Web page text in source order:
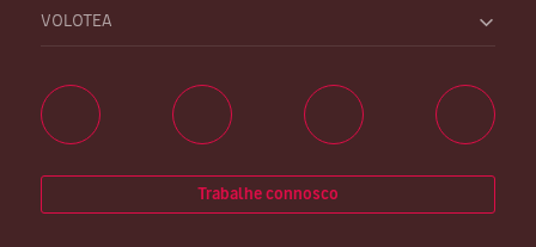
VOLOTEA
Trabalhe connosco